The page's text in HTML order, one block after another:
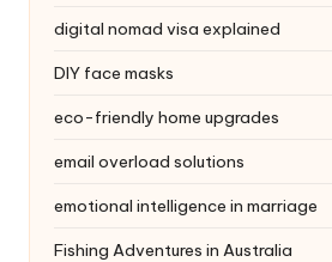
digital nomad visa explained
DIY face masks
eco-friendly home upgrades
email overload solutions
emotional intelligence in marriage
Fishing Adventures in Australia